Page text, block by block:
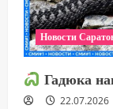
Новости
Гадюка
22.07.2026